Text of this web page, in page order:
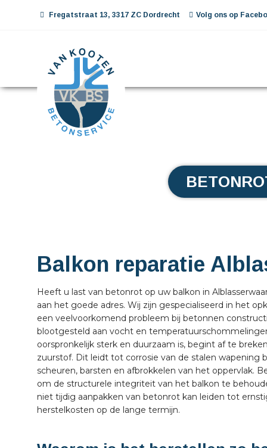
Fregatstraat 13, 3317 ZC Dordrecht Volg ons op
Balkon reparatie
Heeft u last van betonrot op uw balkon in
aan het goede adres. Wij zijn gespecialiseerd in het
een veelvoorkomend probleem bij betonnen
blootgesteld aan vocht en
oorspronkelijk sterk en duurzaam is, begint af te
zuurstof. Dit leidt tot corrosie van de stalen
scheuren, barsten en afbrokkelen van het oppervlak.
om de structurele integriteit van het balkon te
niet tijdig aanpakken van betonrot kan leiden tot
herstelkosten op de lange termijn.